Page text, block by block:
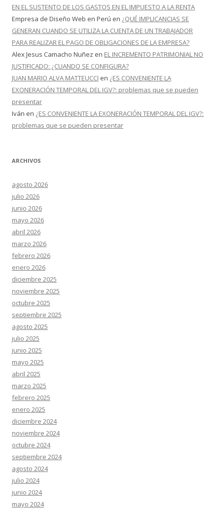
EN EL SUSTENTO DE LOS GASTOS EN EL IMPUESTO A LA RENTA
Empresa de Diseño Web en Perú en ¿QUÉ IMPLICANCIAS SE
GENERAN CUANDO SE UTILIZA LA CUENTA DE UN TRABAJADOR
PARA REALIZAR EL PAGO DE OBLIGACIONES DE LA EMPRESA?
Alex Jesus Camacho Nuñez en EL INCREMENTO PATRIMONIAL NO
JUSTIFICADO: ¿CUANDO SE CONFIGURA?
JUAN MARIO ALVA MATTEUCCI en ¿ES CONVENIENTE LA
EXONERACIÓN TEMPORAL DEL IGV?: problemas que se pueden
presentar
Iván en ¿ES CONVENIENTE LA EXONERACIÓN TEMPORAL DEL IGV?:
problemas que se pueden presentar
ARCHIVOS
agosto 2026
julio 2026
junio 2026
mayo 2026
abril 2026
marzo 2026
febrero 2026
enero 2026
diciembre 2025
noviembre 2025
octubre 2025
septiembre 2025
agosto 2025
julio 2025
junio 2025
mayo 2025
abril 2025
marzo 2025
febrero 2025
enero 2025
diciembre 2024
noviembre 2024
octubre 2024
septiembre 2024
agosto 2024
julio 2024
junio 2024
mayo 2024